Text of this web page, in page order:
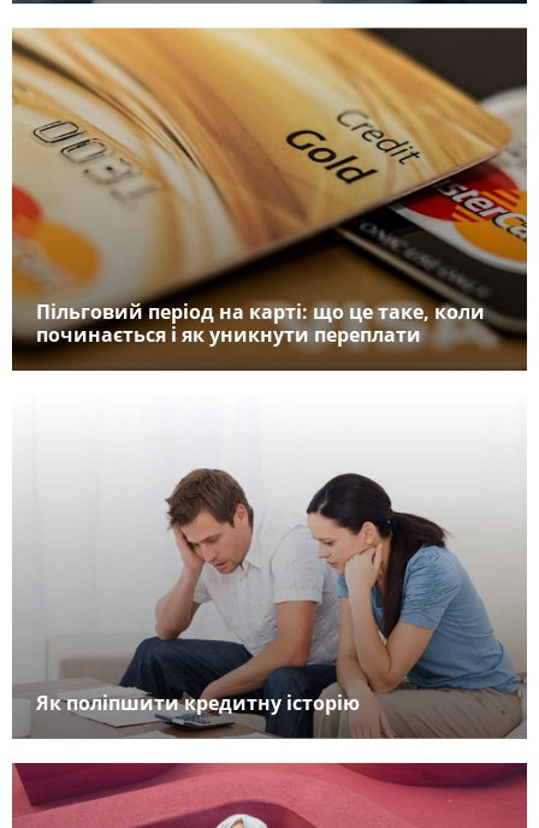
Пільговий період на карті: що це таке, коли
починається і як уникнути переплати
Як поліпшити кредитну історію